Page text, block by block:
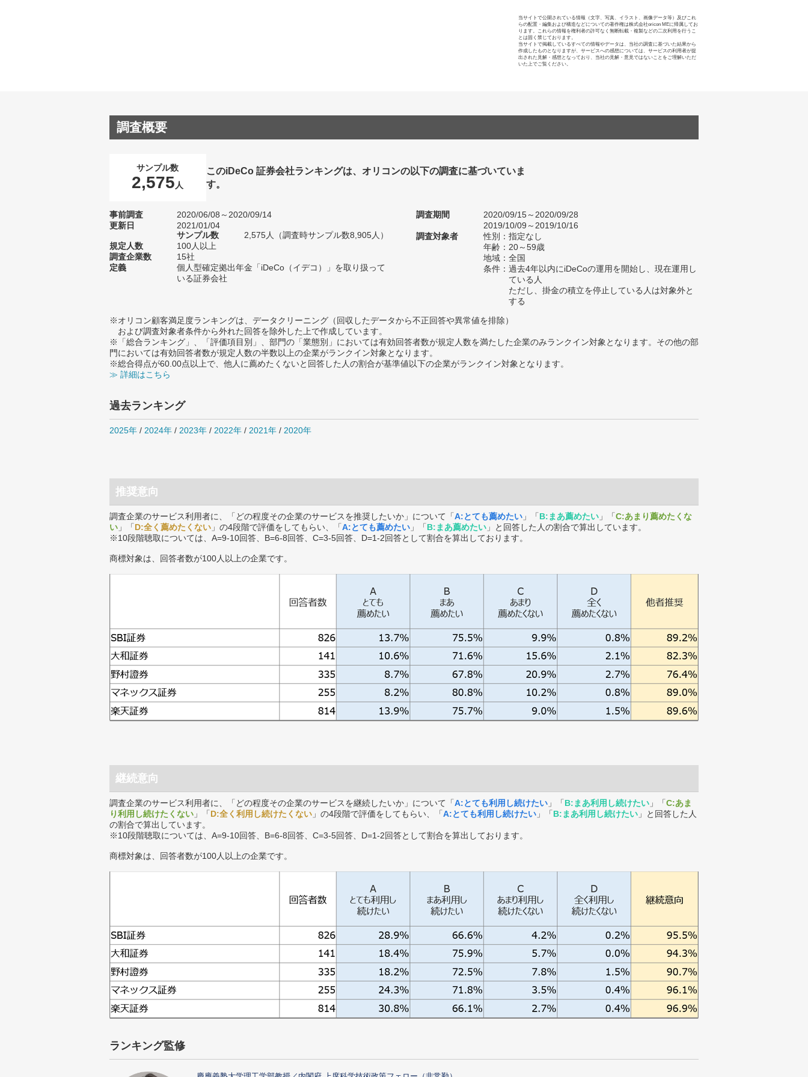
当サイトで公開されている情報（文字、写真、イラスト、画像データ等）及びこれ
らの配置・編集および構造などについての著作権は株式会社oricon MEに帰属してお
ります。これらの情報を権利者の許可なく無断転載・複製などの二次利用を行うこ
とは固く禁じております。
当サイトで掲載しているすべての情報やデータは、当社の調査に基づいた結果から
作成したものとなりますが、サービスへの感想については、サービスの利用者が提
出された見解・感想となっており、当社の見解・意見ではないことをご理解いただ
いた上でご覧ください。
調査概要
サンプル数
2,575 人
このiDeCo 証券会社ランキングは、オリコンの以下の調査に基づいていま
す。
事前調査
2020/06/08～2020/09/14
更新日
2021/01/04
サンプル数
2,575人（調査時サンプル数8,905人）
規定人数
100人以上
調査企業数
15社
定義
個人型確定拠出年金「iDeCo（イデコ）」を取り扱って
いる証券会社
調査期間
2020/09/15～2020/09/28
2019/10/09～2019/10/16
調査対象者
性別：指定なし
年齢：20～59歳
地域：全国
条件：過去4年以内にiDeCoの運用を開始し、現在運用し
ている人
ただし、掛金の積立を停止している人は対象外と
する
※オリコン顧客満足度ランキングは、データクリーニング（回収したデータから不正回答や異常値を排除）
および調査対象者条件から外れた回答を除外した上で作成しています。
※「総合ランキング」、「評価項目別」、部門の「業態別」においては有効回答者数が規定人数を満たした企業のみランクイン対象となります。その他の部
門においては有効回答者数が規定人数の半数以上の企業がランクイン対象となります。
※総合得点が60.00点以上で、他人に薦めたくないと回答した人の割合が基準値以下の企業がランクイン対象となります。
≫ 詳細はこちら
過去ランキング
2025年 / 2024年 / 2023年 / 2022年 / 2021年 / 2020年
推奨意向
調査企業のサービス利用者に、「どの程度その企業のサービスを推奨したいか」について「A:とても薦めたい 」「B:まあ薦めたい 」「C:あまり薦めたくな
い 」「D:全く薦めたくない 」の4段階で評価をしてもらい、「A:とても薦めたい 」「B:まあ薦めたい 」と回答した人の割合で算出しています。
※10段階聴取については、A=9-10回答、B=6-8回答、C=3-5回答、D=1-2回答として割合を算出しております。
商標対象は、回答者数が100人以上の企業です。
継続意向
調査企業のサービス利用者に、「どの程度その企業のサービスを継続したいか」について「A:とても利用し続けたい 」「B:まあ利用し続けたい 」「C:あま
り利用し続けたくない 」「D:全く利用し続けたくない 」の4段階で評価をしてもらい、「A:とても利用し続けたい 」「B:まあ利用し続けたい 」と回答した人
の割合で算出しています。
※10段階聴取については、A=9-10回答、B=6-8回答、C=3-5回答、D=1-2回答として割合を算出しております。
商標対象は、回答者数が100人以上の企業です。
ランキング監修